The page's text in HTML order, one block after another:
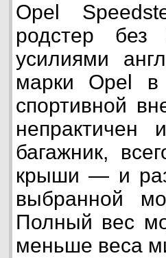
Opel
родстер без
усилиями
марки Opel в
спортивной
непрактичен
багажник,
крыши — и
выбранной
Полный вес
меньше веса